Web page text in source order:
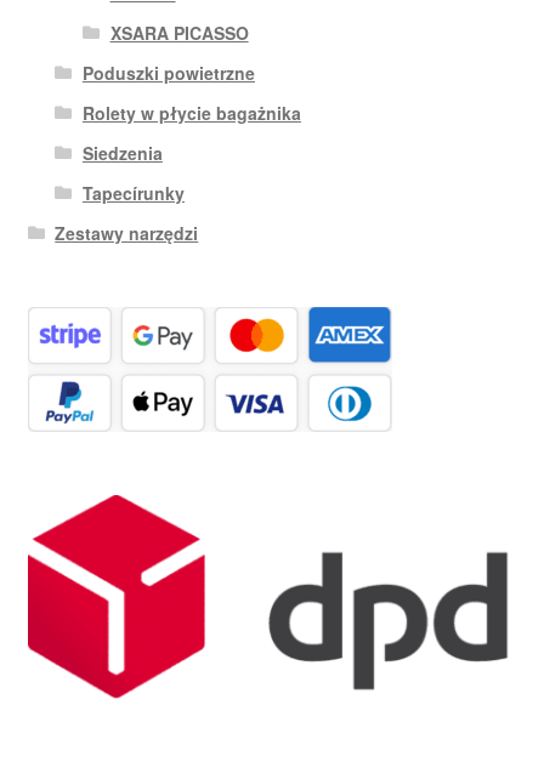
XSARA PICASSO
Poduszki powietrzne
Rolety w płycie bagażnika
Siedzenia
Tapecírunky
Zestawy narzędzi